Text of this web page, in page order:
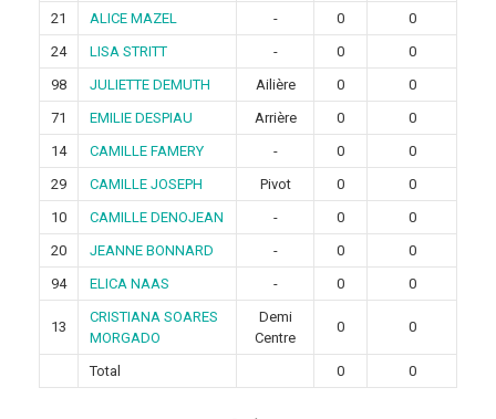
21
ALICE MAZEL - 0
0
24
LISA STRITT - 0
0
98
JULIETTE DEMUTH Ailière 0
0
71
EMILIE DESPIAU Arrière 0
0
14
CAMILLE FAMERY - 0
0
29
CAMILLE JOSEPH Pivot 0
0
10
CAMILLE DENOJEAN - 0
0
20
JEANNE BONNARD - 0
0
94
ELICA NAAS - 0 0
13
CRISTIANA SOARES
MORGADO
Demi
Centre
0 0
Total 0 0